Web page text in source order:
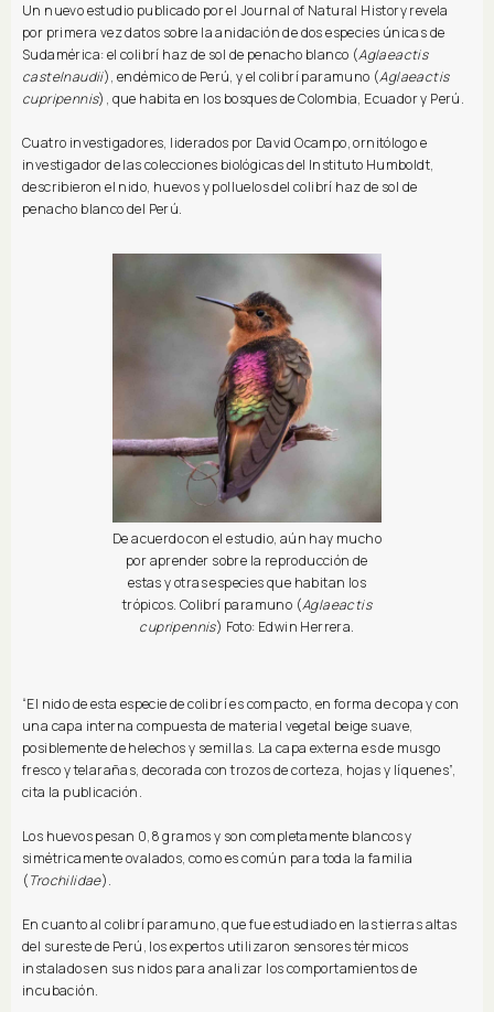
Un nuevo estudio publicado por el Journal of Natural History revela
por primera vez datos sobre la anidación de dos especies únicas de
Sudamérica: el colibrí haz de sol de penacho blanco (Aglaeactis
castelnaudii), endémico de Perú, y el colibrí paramuno (Aglaeactis
cupripennis), que habita en los bosques de Colombia, Ecuador y Perú.
Cuatro investigadores, liderados por David Ocampo, ornitólogo e
investigador de las colecciones biológicas del Instituto Humboldt,
describieron el nido, huevos y polluelos del colibrí haz de sol de
penacho blanco del Perú.
De acuerdo con el estudio, aún hay mucho
por aprender sobre la reproducción de
estas y otras especies que habitan los
trópicos. Colibrí paramuno (Aglaeactis
cupripennis) Foto: Edwin Herrera.
“El nido de esta especie de colibrí es compacto, en forma de copa y con
una capa interna compuesta de material vegetal beige suave,
posiblemente de helechos y semillas. La capa externa es de musgo
fresco y telarañas, decorada con trozos de corteza, hojas y líquenes”,
cita la publicación.
Los huevos pesan 0,8 gramos y son completamente blancos y
simétricamente ovalados, como es común para toda la familia
(Trochilidae).
En cuanto al colibrí paramuno, que fue estudiado en las tierras altas
del sureste de Perú, los expertos utilizaron sensores térmicos
instalados en sus nidos para analizar los comportamientos de
incubación.